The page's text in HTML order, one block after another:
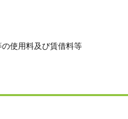
使用料及び賃借料等